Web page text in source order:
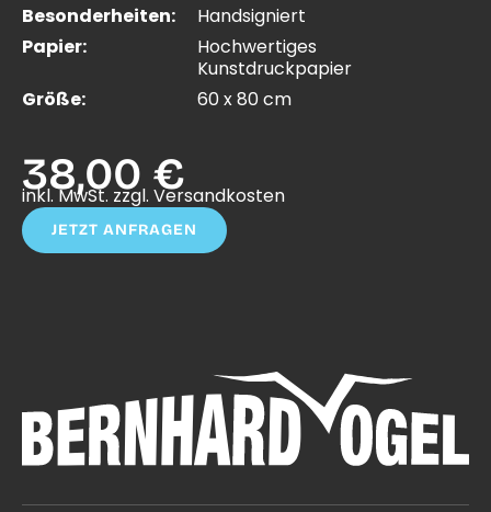
Besonderheiten:
Handsigniert
Papier:
Hochwertiges
Kunstdruckpapier
Größe:
60 x 80 cm
38,00 €
inkl. MwSt. zzgl. Versandkosten
JETZT ANFRAGEN